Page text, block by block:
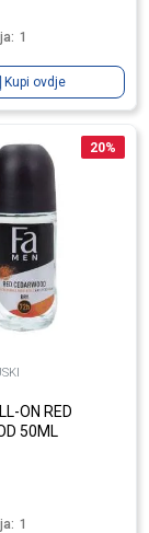
1
Kupi ovdje
20%
ON RED
50ML
1